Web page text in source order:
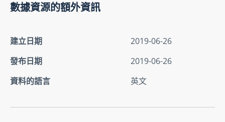
數據資源的額外資訊
建立日期
2019-06-26
發布日期
2019-06-26
資料的語言
英文